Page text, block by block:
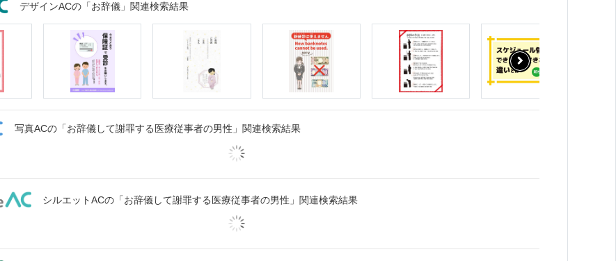
デザインACの「お辞儀」関連検索結果
写真ACの「お辞儀して謝罪する医療従事者の男性」関連検索結果
シルエットACの「お辞儀して謝罪する医療従事者の男性」関連検索結果